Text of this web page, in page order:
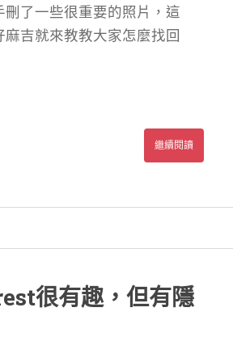
了一些很重要的照片，這
吉就來教教大家怎麼找回
繼續閱讀
很有趣，但有隱